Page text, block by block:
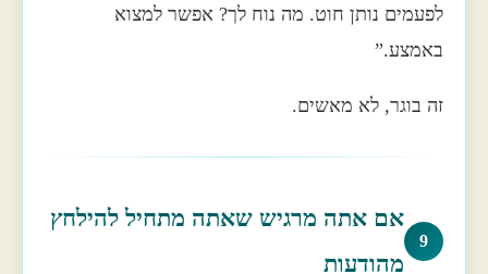
לפעמים נותן חוט. מה נוח לך? אפשר למצוא
באמצע.”
זה בוגר, לא מאשים.
9
אם אתה מרגיש שאתה מתחיל להילחץ
מהודעות